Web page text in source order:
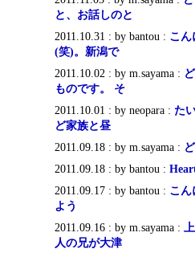
と、お話しのと
2011.10.31 : by bantou : こん
(笑)。新潟で
2011.10.02 : by m.sayama :
ものです。 そ
2011.10.01 : by neopara : た
ど家族と昼
2011.09.18 : by m.sayama :
2011.09.18 : by bantou :
2011.09.17 : by bantou : こん
よう
2011.09.16 : by m.sayama :
人の兄が大津